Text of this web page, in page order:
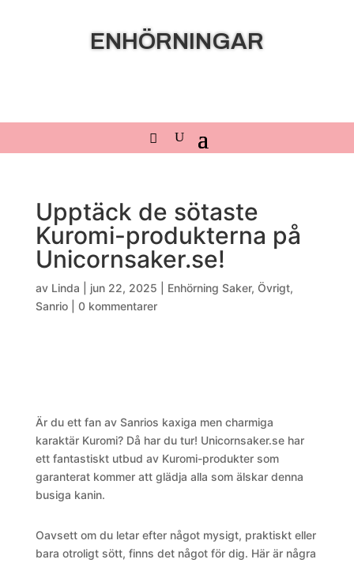
ENHÖRNINGAR
Upptäck de sötaste
Kuromi-produkterna på
Unicornsaker.se!
av Linda jun 22, 2025 Enhörning Saker, Övrigt,
Sanrio| 0 kommentarer
Är du ett fan av Sanrios kaxiga men charmiga
karaktär Kuromi? Då har du tur! Unicornsaker.se har
ett fantastiskt utbud av Kuromi-produkter som
garanterat kommer att glädja alla som älskar denna
busiga kanin.
Oavsett om du letar efter något mysigt, praktiskt eller
bara otroligt sött, finns det något för dig. Här är några